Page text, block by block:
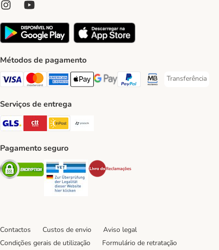
Métodos de pagamento
Visa Payment Method
Mastercard Payment Method
American Express Payment Method
Apple Pay Payment Method
Google Pay Payment Method
PayPal Payment Method
Multibanco Payment
Transferência
Transferência
Serviços de entrega
GLS Shipping Method
CTTExpress Shipping Method
InPost Shipping Method
Pagamento seguro
Security Security
Contactos Custos de envio
Aviso legal
Condições gerais de utilização
Formulário de retratação